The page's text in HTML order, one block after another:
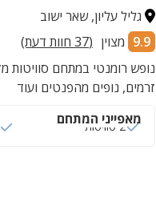
גליל עליון,שאר ישוב
9.9 מצוין (
37 חוות דעת)
נופש רומנטי במתחם סוויטות
זרמים, נופים מהפנטים ועוד
מאפייני המתחם
2 סוויטות